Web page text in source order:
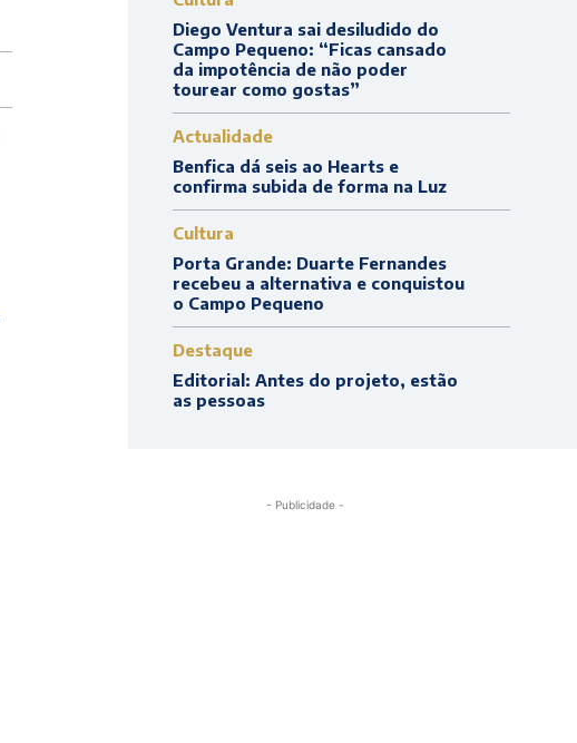
Diego Ventura sai desiludido do
Campo Pequeno: “Ficas cansado
da impotência de não poder
tourear como gostas”
Actualidade
Benfica dá seis ao Hearts e
confirma subida de forma na Luz
Cultura
Porta Grande: Duarte Fernandes
recebeu a alternativa e conquistou
o Campo Pequeno
Destaque
Editorial: Antes do projeto, estão
as pessoas
- Publicidade -